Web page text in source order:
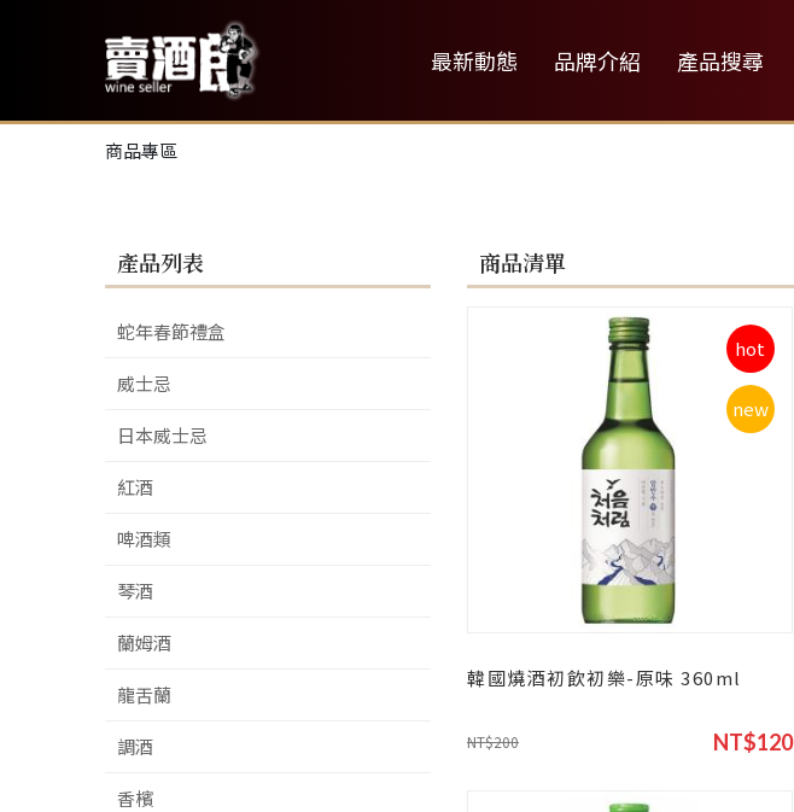
最新動態 品牌介紹 產品搜尋
商品專區
產品列表
蛇年春節禮盒
威士忌
日本威士忌
紅酒
啤酒類
琴酒
蘭姆酒
龍舌蘭
調酒
香檳
商品清單
hot
new
韓國燒酒初飲初樂-原味 360ml
NT$200 NT$120